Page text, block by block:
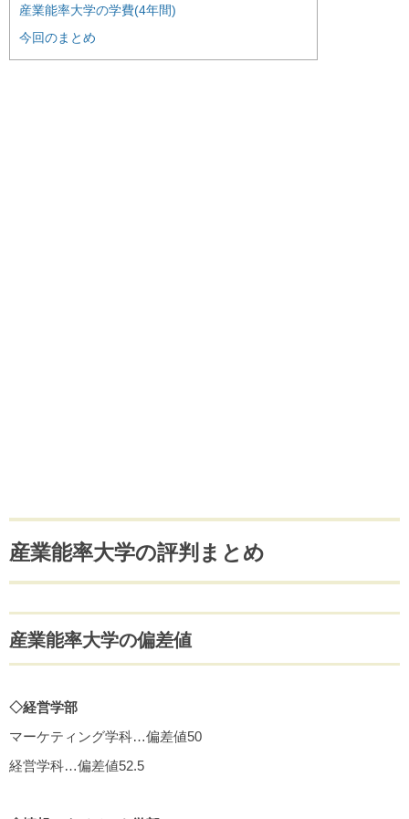
産業能率大学の学費(4年間)
今回のまとめ
産業能率大学の評判まとめ
産業能率大学の偏差値
◇経営学部
マーケティング学科…偏差値50
経営学科…偏差値52.5